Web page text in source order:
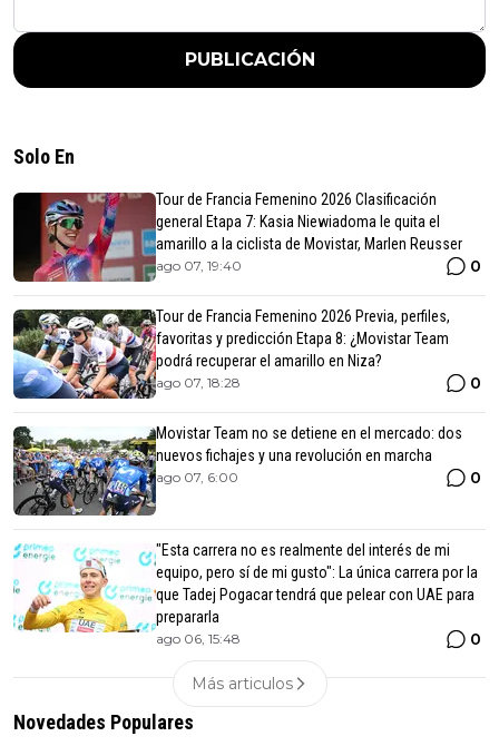
PUBLICACIÓN
Solo En
Tour de Francia Femenino 2026 Clasificación
general Etapa 7: Kasia Niewiadoma le quita el
amarillo a la ciclista de Movistar, Marlen Reusser
ago 07, 19:40 0
Tour de Francia Femenino 2026 Previa, perfiles,
favoritas y predicción Etapa 8: ¿Movistar Team
podrá recuperar el amarillo en Niza?
ago 07, 18:28 0
Movistar Team no se detiene en el mercado: dos
nuevos fichajes y una revolución en marcha
ago 07, 6:00 0
"Esta carrera no es realmente del interés de mi
equipo, pero sí de mi gusto": La única carrera por la
que Tadej Pogacar tendrá que pelear con UAE para
prepararla
ago 06, 15:48 0
Más articulos
Novedades Populares